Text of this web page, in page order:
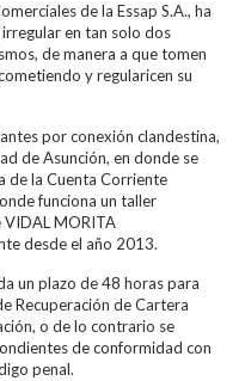
de la Essap S.A., ha
en tan solo dos
de manera a que tomen
y regularicen su
por conexión clandestina,
de Asunción, en donde se
de la Cuenta Corriente
funciona un taller
MORITA
desde el año 2013.
un plazo de 48 horas para
Recuperación de Cartera
o de lo contrario se
de conformidad con
penal.